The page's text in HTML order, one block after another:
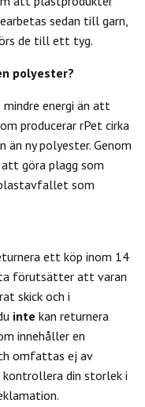
sedan till garn,
de till ett tyg.
polyester?
energi än att
producerar rPet cirka
ny polyester. Genom
göra plagg som
som
ett köp inom 14
förutsätter att varan
skick och i
inte kan returnera
innehåller en
omfattas ej av
din storlek i